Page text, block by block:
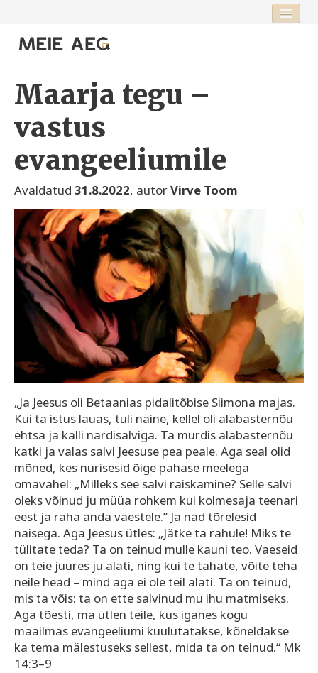
Esileht
Rubriigid
Toimetus
Maarja tegu –
vastus
evangeeliumile
Avaldatud 31.8.2022, autorVirve Toom
„Ja Jeesus oli Betaanias pidalitõbise Siimona majas.
Kui ta istus lauas, tuli naine, kellel oli alabasternõu
ehtsa ja kalli nardisalviga. Ta murdis alabasternõu
katki ja valas salvi Jeesuse pea peale. Aga seal olid
mõned, kes nurisesid õige pahase meelega
omavahel: „Milleks see salvi raiskamine? Selle salvi
oleks võinud ju müüa rohkem kui kolmesaja teenari
eest ja raha anda vaestele.” Ja nad tõrelesid
naisega. Aga Jeesus ütles: „Jätke ta rahule! Miks te
tülitate teda? Ta on teinud mulle kauni teo. Vaeseid
on teie juures ju alati, ning kui te tahate, võite teha
neile head – mind aga ei ole teil alati. Ta on teinud,
mis ta võis: ta on ette salvinud mu ihu matmiseks.
Aga tõesti, ma ütlen teile, kus iganes kogu
maailmas evangeeliumi kuulutatakse, kõneldakse
ka tema mälestuseks sellest, mida ta on teinud.“ Mk
14:3–9